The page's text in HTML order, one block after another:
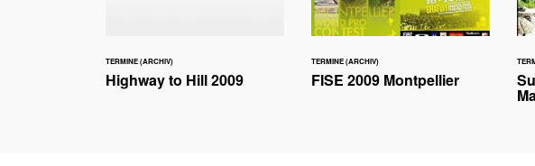
TERMINE (ARCHIV)
Highway to Hill 2009
TERMINE (ARCHIV)
FISE 2009 Montpellier